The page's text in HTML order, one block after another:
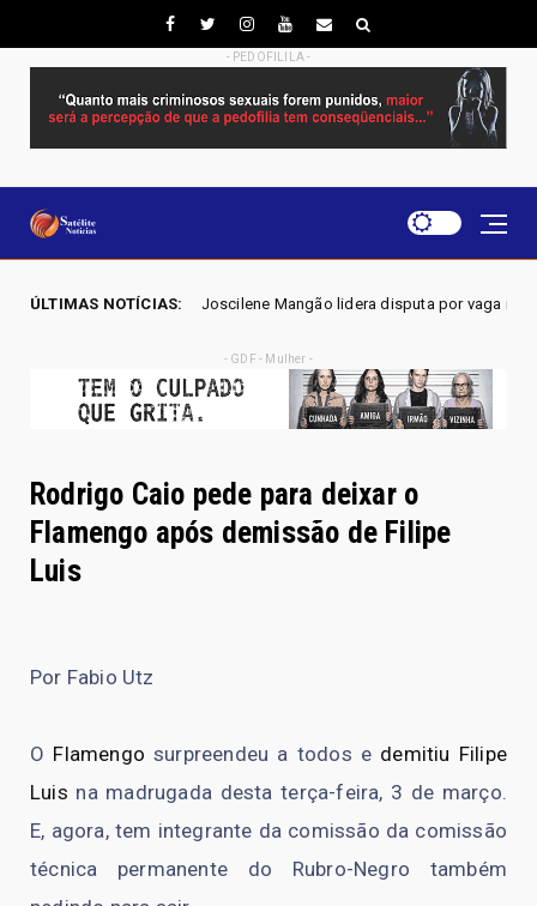
- PEDOFILILA -
ÚLTIMAS NOTÍCIAS:
- Joscilene Mangão lidera disputa por vaga na Alego em Novo Gama,
- GDF - Mulher -
Rodrigo Caio pede para deixar o
Flamengo após demissão de Filipe
Luis
Por Fabio Utz
O Flamengo surpreendeu a todos e demitiu Filipe
Luis na madrugada desta terça-feira, 3 de março.
E, agora, tem integrante da comissão da comissão
técnica permanente do Rubro-Negro também